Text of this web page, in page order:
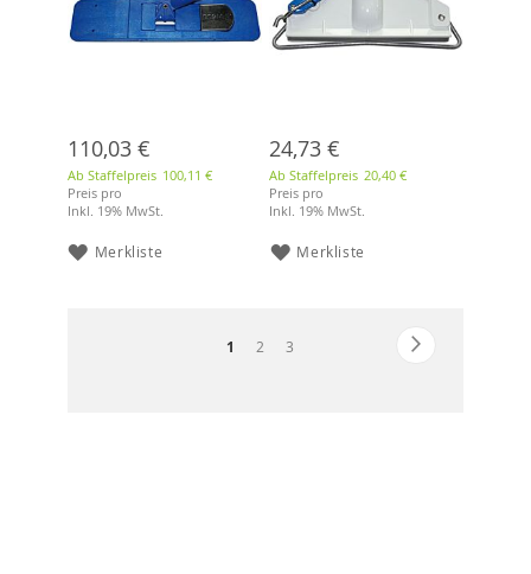
110,03 €
Ab Staffelpreis 100,11 €
Preis pro
Inkl. 19% MwSt.
Merkliste
24,73 €
Ab Staffelpreis 20,40 €
Preis pro
Inkl. 19% MwSt.
Merkliste
Seite
Sie
1 Seite
2 Seite
3